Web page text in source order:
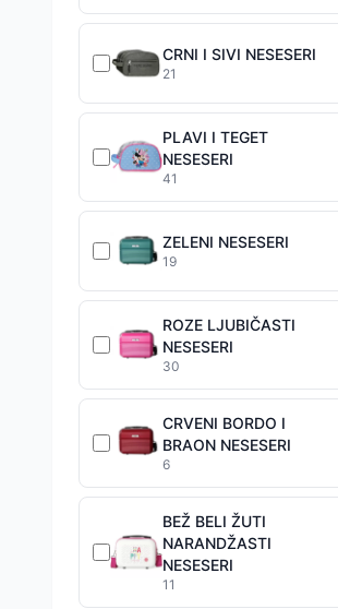
CRNI I SIVI NESESERI
21
PLAVI I TEGET
NESESERI
41
ZELENI NESESERI
19
ROZE LJUBIČASTI
NESESERI
30
CRVENI BORDO I
BRAON NESESERI
6
BEŽ BELI ŽUTI
NARANDŽASTI
NESESERI
11